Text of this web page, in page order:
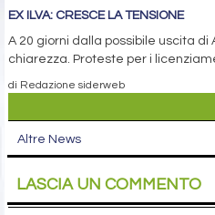
EX ILVA: CRESCE LA TENSIONE
A 20 giorni dalla possibile uscita di
chiarezza. Proteste per i
di Redazione siderweb
Altre News
LASCIA UN COMMENTO